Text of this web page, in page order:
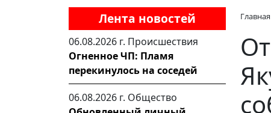
Лента новостей
06.08.2026 г. Происшествия
Огненное ЧП: Пламя
перекинулось на соседей
06.08.2026 г. Общество
Главная